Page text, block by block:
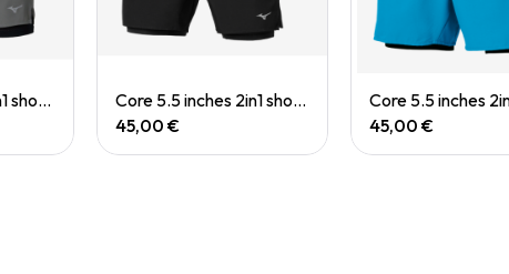
Core 5.5 inches 2in1 short (M)
Quick View
Core 5.5 inches 2in1 short (M)
45,00 €
Quick View
45,00 €